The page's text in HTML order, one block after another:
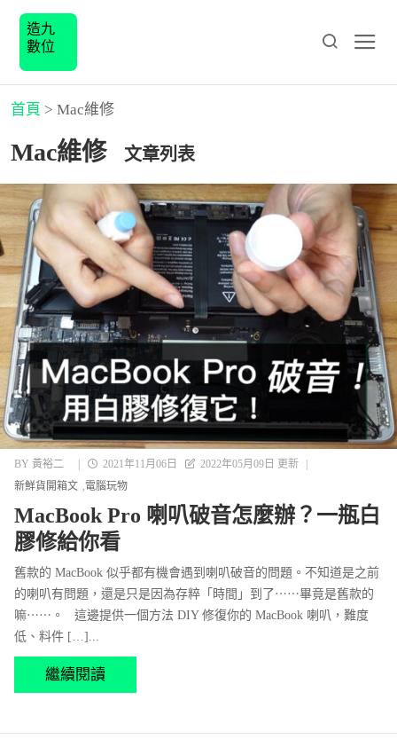
造九
數位
首頁 > Mac維修
Mac維修 文章列表
BY 黃裕二 | 2021年11月06日 2022年05月09日 更新
|
新鮮貨開箱文
電腦玩物
MacBook Pro 喇叭破音怎麼辦？一瓶白
膠修給你看
舊款的 MacBook 似乎都有機會遇到喇叭破音的問題。不知道是之前
的喇叭有問題，還是只是因為存粹「時間」到了⋯⋯畢竟是舊款的
嘛⋯⋯。 這邊提供一個方法 DIY 修復你的 MacBook 喇叭，難度
低、料件 […]...
繼續閱讀